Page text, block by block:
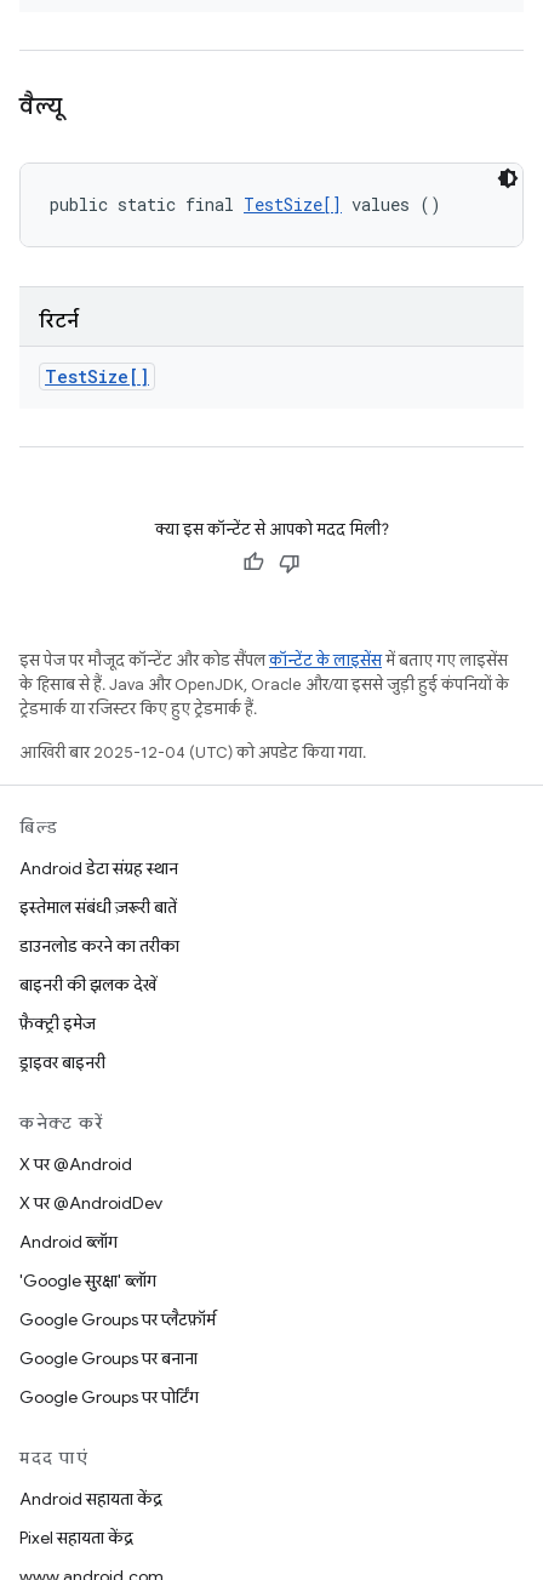
वैल्यू
public static final TestSize[] values ()
रिटर्न
TestSize[]
क्या इस कॉन्टेंट से आपको मदद मिली?
इस पेज पर मौजूद कॉन्टेंट और कोड सैंपलकॉन्टेंट के लाइसेंसमें बताए गए लाइसेंस
के हिसाब से हैं. Java और OpenJDK, Oracle और/या इससे जुड़ी हुई कंपनियों के
ट्रेडमार्क या रजिस्टर किए हुए ट्रेडमार्क हैं.
आखिरी बार 2025-12-04 (UTC) को अपडेट किया गया.
बिल्ड
Android डेटा संग्रह स्थान
इस्तेमाल संबंधी ज़रूरी बातें
डाउनलोड करने का तरीका
बाइनरी की झलक देखें
फ़ैक्ट्री इमेज
ड्राइवर बाइनरी
कनेक्ट करें
X पर @Android
X पर @AndroidDev
Android ब्लॉग
'Google सुरक्षा' ब्लॉग
Google Groups पर प्लैटफ़ॉर्म
Google Groups पर बनाना
Google Groups पर पोर्टिंग
मदद पाएं
Android सहायता केंद्र
Pixel सहायता केंद्र